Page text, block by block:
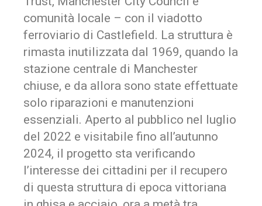
comunità locale – con il viadotto
ferroviario di Castlefield. La struttura è
rimasta inutilizzata dal 1969, quando la
stazione centrale di Manchester
chiuse, e da allora sono state effettuate
solo riparazioni e manutenzioni
essenziali. Aperto al pubblico nel luglio
del 2022 e visitabile fino all’autunno
2024, il progetto sta verificando
l’interesse dei cittadini per il recupero
di questa struttura di epoca vittoriana